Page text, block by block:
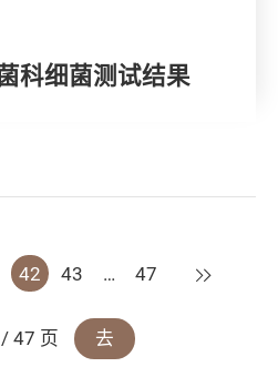
科细菌测试结果
42 43 … 47 下一页
/ 47 页 去